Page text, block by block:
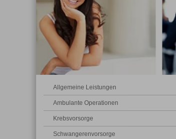
Allgemeine Leistungen
Ambulante Operationen
Krebsvorsorge
Schwangerenvorsorge